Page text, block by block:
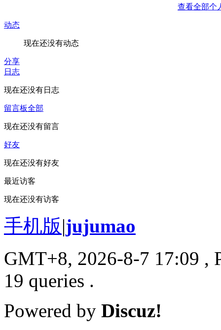
查看全部个
动态
现在还没有动态
分享
日志
现在还没有日志
留言板全部
现在还没有留言
好友
现在还没有好友
最近访客
现在还没有访客
手机版|jujumao
GMT+8, 2026-8-7 17:09 ,
19 queries .
Powered by Discuz!